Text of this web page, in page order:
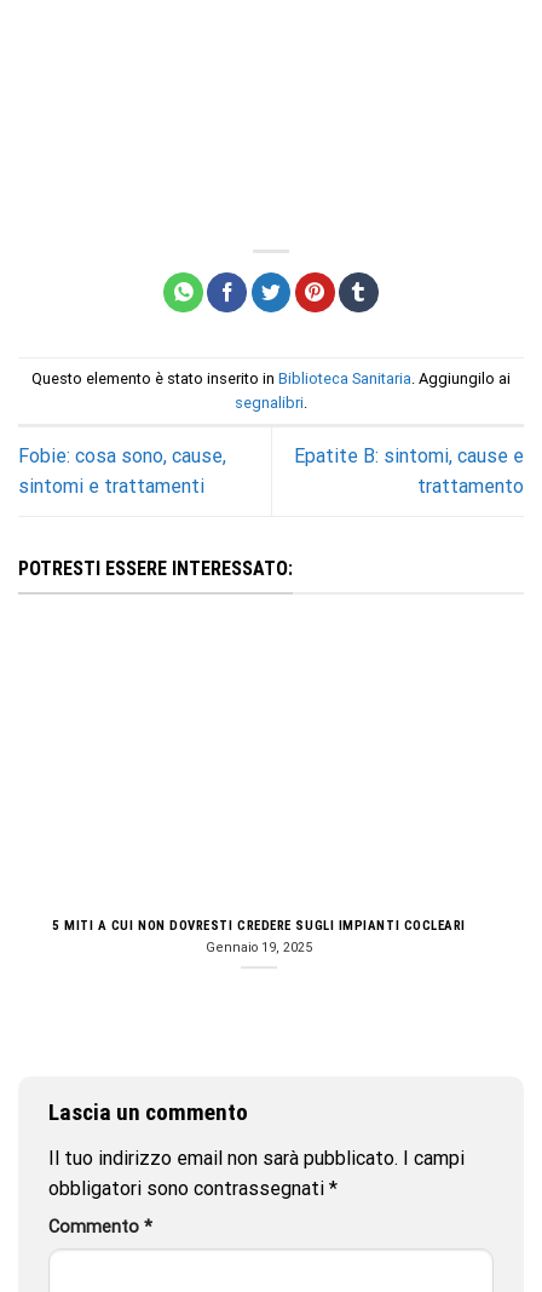
Questo elemento è stato inserito in Biblioteca Sanitaria . Aggiungilo ai
segnalibri
Fobie: cosa sono, cause,
sintomi e trattamenti
Epatite B: sintomi, cause e
trattamento
POTRESTI ESSERE INTERESSATO:
5 MITI A CUI NON DOVRESTI CREDERE SUGLI IMPIANTI COCLEARI
Gennaio 19, 2025
Lascia un commento
Il tuo indirizzo email non sarà pubblicato. I campi
obbligatori sono contrassegnati *
Commento *